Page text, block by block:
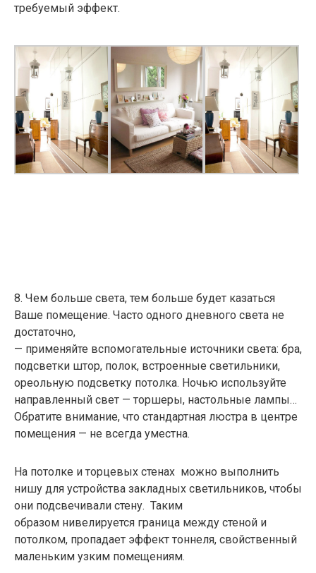
требуемый эффект.
8. Чем больше света, тем больше будет казаться
Ваше помещение. Часто одного дневного света не
достаточно,
— применяйте вспомогательные источники света: бра,
подсветки штор, полок, встроенные светильники,
ореольную подсветку потолка. Ночью используйте
направленный свет — торшеры, настольные лампы…
Обратите внимание, что стандартная люстра в центре
помещения — не всегда уместна.
На потолке и торцевых стенах можно выполнить
нишу для устройства закладных светильников, чтобы
они подсвечивали стену. Таким
образом нивелируется граница между стеной и
потолком, пропадает эффект тоннеля, свойственный
маленьким узким помещениям.